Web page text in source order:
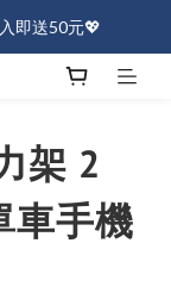
即送50元💖
即送50元💖
架 2
車手機